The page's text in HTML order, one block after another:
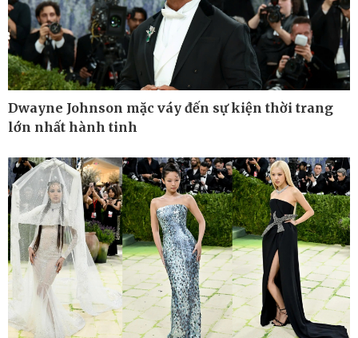
Kinh tế
Khởi nghiệp
Tiêu dùng
Tỷ giá
Chứng khoán
Giá cà phê
Dwayne Johnson mặc váy đến sự kiện thời trang
lớn nhất hành tinh